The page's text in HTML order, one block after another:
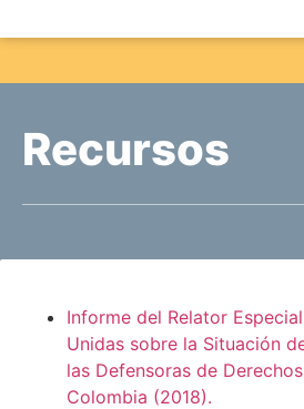
Recursos
Informe del Relator
Unidas sobre la Situación
las Defensoras de
Colombia (2018).